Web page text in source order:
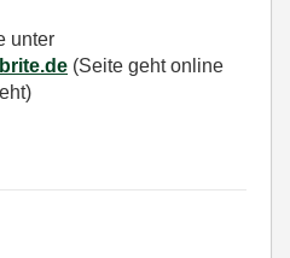
unter
(Seite geht online